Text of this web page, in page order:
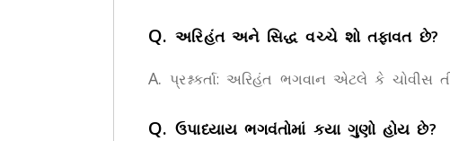
Q.અરિહંત અને સિદ્ધ વચ્ચે શો તફાવત છે?
A. પ્રશ્નકર્તા: અરિહંત ભગવાન એટલે કે ચોવીસ
Q.ઉપાધ્યાય ભગવંતોમાં કયા ગુણો હોય છે?